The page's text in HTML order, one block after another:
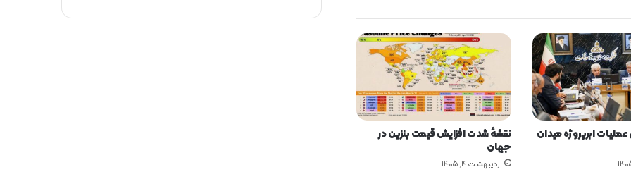
ن
ا
ط
ر
ا
ف
ت
ه
رابرپروژه میدان
نقشهٔ شدت افزایش قیمت بنزین در
جهان
اردیبهشت ۴, ۱۴۰۵